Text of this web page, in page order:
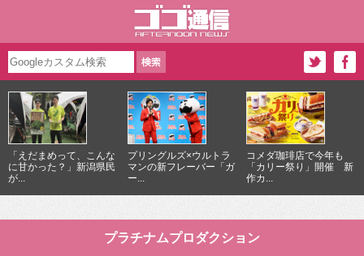
「えだまめって、こんな
に甘かった？」新潟県民
が...
プリングルズ×ウルトラ
マンの新フレーバー「ガ
ー...
コメダ珈琲店で今年も
「カリー祭り」開催 新
作カ...
プラチナムプロダクション